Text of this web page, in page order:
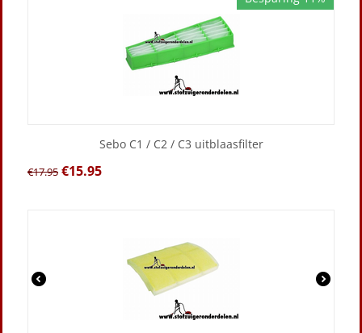
Sebo C1 / C2 / C3 uitblaasfilter
€17.95 €15.95